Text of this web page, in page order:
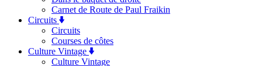
Carnet de Route de Paul Fraikin
Circuits
Circuits
Courses de côtes
Culture Vintage
Culture Vintage